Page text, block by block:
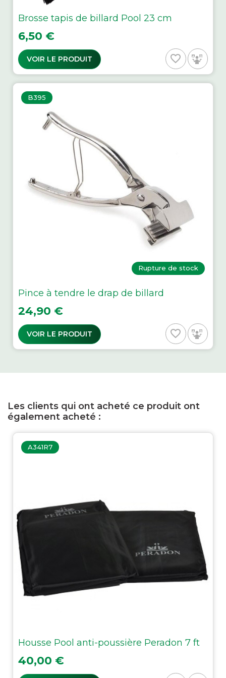
Brosse tapis de billard Pool 23 cm
Prix
6,50 €
VOIR LE PRODUIT favorite_border
B395
Rupture de stock
Pince à tendre le drap de billard
Prix
24,90 €
VOIR LE PRODUIT favorite_border
Les clients qui ont acheté ce produit ont
également acheté :
A341R7
Housse Pool anti-poussière Peradon 7 ft
Prix
40,00 €